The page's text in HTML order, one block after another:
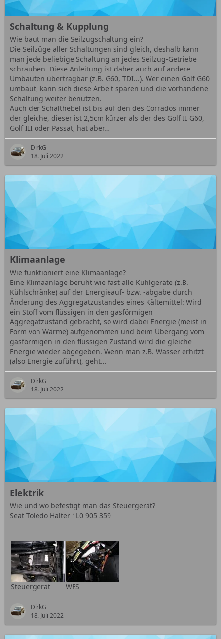
Schaltung & Kupplung
Wie baut man die Seilzugschaltung ein?
Die Seilzüge aller Schaltungen sind gleich, deshalb kann
man jede beliebige Schaltung an jedes Seilzug-Getriebe
schrauben. Diese Anleitung ist daher auch auf andere
Umbauten übertragbar (z.B. G60, TDI...). Wer einen Golf G60
umbaut, kann sich diese Arbeit sparen und die vorhandene
Schaltung weiter benutzen.
Auch der Schalthebel ist bis auf den des Corrados immer
der gleiche, dieser ist 2,5cm kürzer als der des Golf II G60,
Golf III oder Passat, hat aber…
DirkG
18. Juli 2022
Klimaanlage
Wie funktioniert eine Klimaanlage?
Eine Klimaanlage beruht wie fast alle Kühlgeräte (z.B.
Kühlschränke) auf der Energieauf- bzw. -abgabe durch
Änderung des Aggregatzustandes eines Kältemittel: Wird
ein Stoff vom flüssigen in den gasförmigen
Aggregatzustand gebracht, so wird dabei Energie (meist in
Form von Wärme) aufgenommen und beim Übergang vom
gasförmigen in den flüssigen Zustand wird die gleiche
Energie wieder abgegeben. Wenn man z.B. Wasser erhitzt
(also Energie zuführt), geht…
DirkG
18. Juli 2022
Elektrik
Wie und wo befestigt man das Steuergerät?
Seat Toledo Halter 1L0 905 359
Steuergerät WFS
DirkG
18. Juli 2022